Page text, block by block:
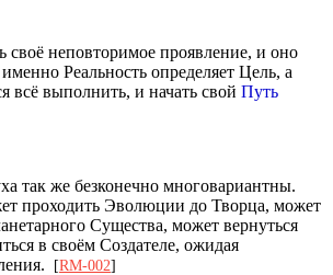
своё неповторимое проявление, и оно
Реальность определяет Цель, а
всё выполнить, и начать свой Путь
так же безконечно многовариантны.
проходить Эволюции до Творца, может
Существа, может вернуться
в своём Создателе, ожидая
[RM-002]